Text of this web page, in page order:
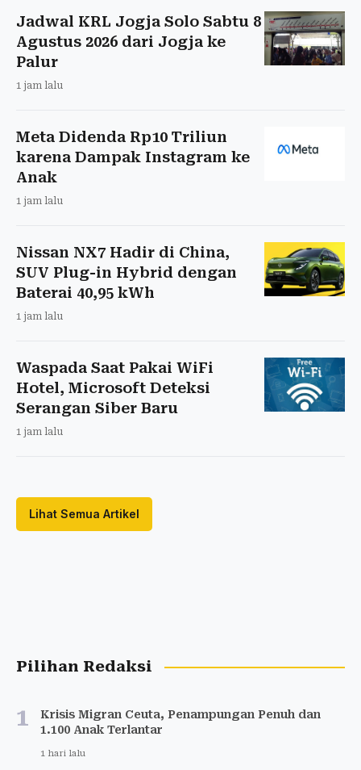
Jadwal KRL Jogja Solo Sabtu 8
Agustus 2026 dari Jogja ke
Palur
1 jam lalu
Meta Didenda Rp10 Triliun
karena Dampak Instagram ke
Anak
1 jam lalu
Nissan NX7 Hadir di China,
SUV Plug-in Hybrid dengan
Baterai 40,95 kWh
1 jam lalu
Waspada Saat Pakai WiFi
Hotel, Microsoft Deteksi
Serangan Siber Baru
1 jam lalu
Lihat Semua Artikel
Pilihan Redaksi
1
Krisis Migran Ceuta, Penampungan Penuh dan
1.100 Anak Terlantar
1 hari lalu